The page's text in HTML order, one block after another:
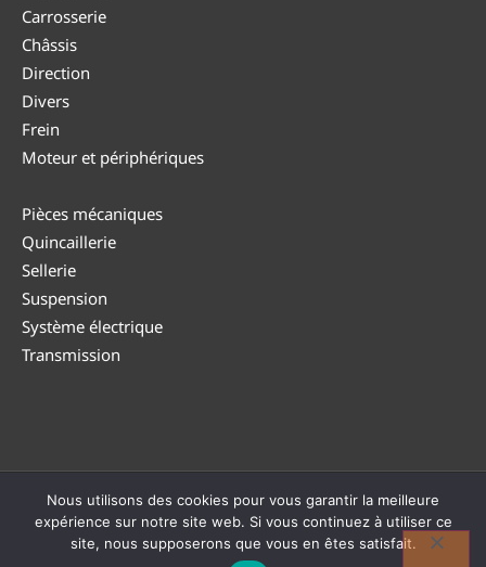
Carrosserie
Châssis
Direction
Divers
Frein
Moteur et périphériques
Pièces mécaniques
Quincaillerie
Sellerie
Suspension
Système électrique
Transmission
© DUTEA 2026 |Politique de confidentialité| CGV|
Politique
de retour| TVA : BE0794 182 946
Nous utilisons des cookies pour vous garantir la meilleure
expérience sur notre site web. Si vous continuez à utiliser ce
site, nous supposerons que vous en êtes satisfait.